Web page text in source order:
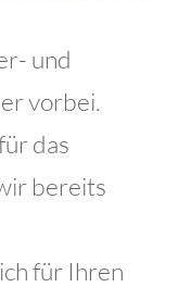
und
vorbei.
das
bereits
für Ihren